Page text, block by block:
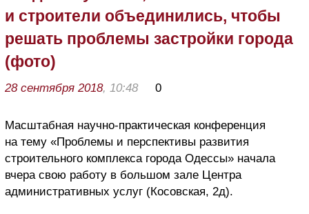
и строители объединились, чтобы
решать проблемы застройки города
(фото)
28 сентября 2018, 10:48 0
Масштабная научно-практическая конференция
на тему «Проблемы и перспективы развития
строительного комплекса города Одессы» начала
вчера свою работу в большом зале Центра
административных услуг (Косовская, 2д).